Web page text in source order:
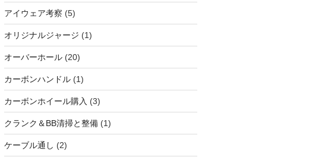
アイウェア考察 (5)
オリジナルジャージ (1)
オーバーホール(20)
カーボンハンドル(1)
カーボンホイール購入 (3)
クランク＆BB清掃と整備(1)
ケーブル通し (2)